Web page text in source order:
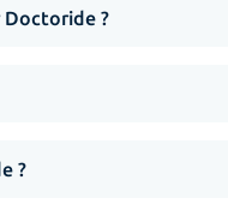
Doctoride ?
?